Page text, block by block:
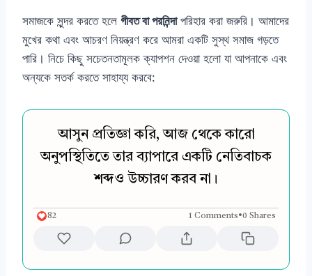
সমাজকে সুন্দর করতে হলে গীবত বা পরনিন্দাপরিহার করা জরুরি। আমাদের
মুখের কথা এবং আচরণ নিয়ন্ত্রণ করে আমরা একটি সুস্থ সমাজ গড়তে
পারি। নিচে কিছু সচেতনতামূলক ক্যাপশন দেওয়া হলো যা আপনাকে এবং
অন্যকে সতর্ক করতে সাহায্য করবে:
আসুন প্রতিজ্ঞা করি, আজ থেকে কারো
অনুপস্থিতিতে তার ব্যাপারে একটি নেতিবাচক
শব্দও উচ্চারণ করব না।
82 1 Comments•0 Shares